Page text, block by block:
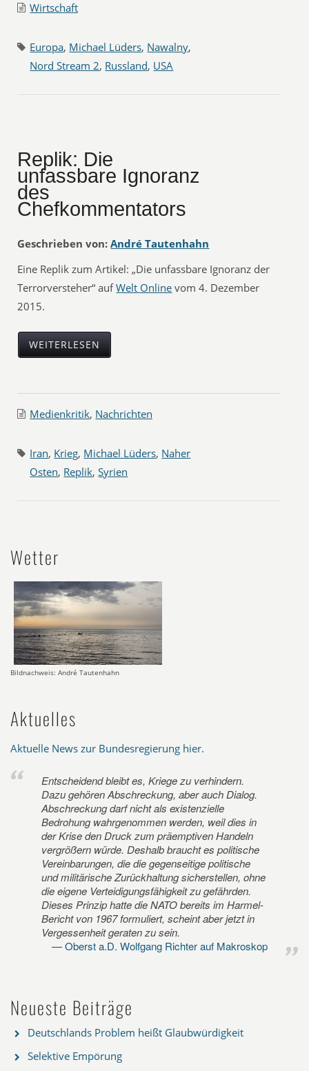
Wirtschaft
Europa, Michael Lüders, Nawalny,
Nord Stream 2, Russland, USA
Replik: Die
unfassbare Ignoranz
des
Chefkommentators
Geschrieben von: André Tautenhahn
Eine Replik zum Artikel: „Die unfassbare Ignoranz der
Terrorversteher“ aufWelt Online vom 4. Dezember
2015.
WEITERLESEN
Medienkritik, Nachrichten
Iran, Krieg, Michael Lüders, Naher
Osten, Replik,Syrien
Wetter
Bildnachweis: André Tautenhahn
Aktuelles
Aktuelle News zur Bundesregierung hier.
Entscheidend bleibt es, Kriege zu verhindern.
Dazu gehören Abschreckung, aber auch Dialog.
Abschreckung darf nicht als existenzielle
Bedrohung wahrgenommen werden, weil dies in
der Krise den Druck zum präemptiven Handeln
vergrößern würde. Deshalb braucht es politische
Vereinbarungen, die die gegenseitige politische
und militärische Zurückhaltung sicherstellen, ohne
die eigene Verteidigungsfähigkeit zu gefährden.
Dieses Prinzip hatte die NATO bereits im Harmel-
Bericht von 1967 formuliert, scheint aber jetzt in
Vergessenheit geraten zu sein.
Oberst a.D. Wolfgang Richter auf Makroskop
Neueste Beiträge
Deutschlands Problem heißt Glaubwürdigkeit
Selektive Empörung